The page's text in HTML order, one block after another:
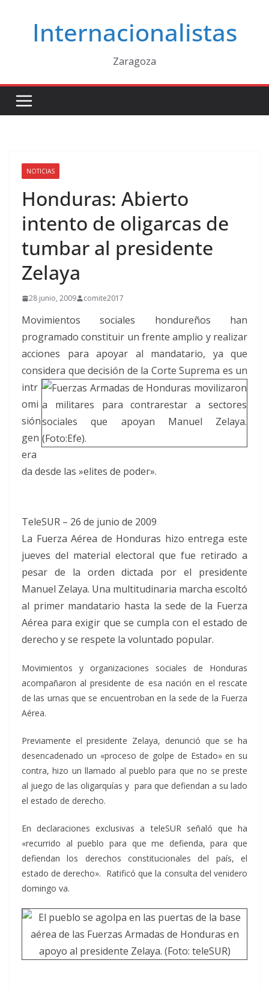
contenidoInternacionalistas
Zaragoza
NOTICIAS
Honduras: Abierto
intento de oligarcas de
tumbar al presidente
Zelaya
28 junio, 2009 comite2017
Movimientos sociales hondureños han
programado constituir un frente amplio y realizar
acciones para apoyar al mandatario, ya que
considera que decisión de la Corte Suprema es un
intr
omi
sión
gen
era
da desde las »elites de poder».
TeleSUR – 26 de junio de 2009
La Fuerza Aérea de Honduras hizo entrega este
jueves del material electoral que fue retirado a
pesar de la orden dictada por el presidente
Manuel Zelaya. Una multitudinaria marcha escoltó
al primer mandatario hasta la sede de la Fuerza
Aérea para exigir que se cumpla con el estado de
derecho y se respete la voluntado popular.
Movimientos y organizaciones sociales de Honduras
acompañaron al presidente de esa nación en el rescate
de las urnas que se encuentroban en la sede de la Fuerza
Aérea.
Previamente el presidente Zelaya, denunció que se ha
desencadenado un «proceso de golpe de Estado» en su
contra, hizo un llamado al pueblo para que no se preste
al juego de las oligarquías y para que defiendan a su lado
el estado de derecho.
En declaraciones exclusivas a teleSUR señaló que ha
«recurrido al pueblo para que me defienda, para que
defiendan los derechos constitucionales del país, el
estado de derecho». Ratificó que la consulta del venidero
domingo va.